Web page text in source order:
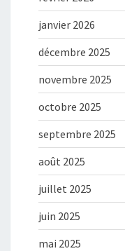
janvier 2026
décembre 2025
novembre 2025
octobre 2025
septembre 2025
août 2025
juillet 2025
juin 2025
mai 2025